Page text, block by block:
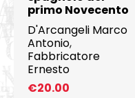
primo Novecento
D'Arcangeli Marco
Antonio,
Fabbricatore
Ernesto
€20.00